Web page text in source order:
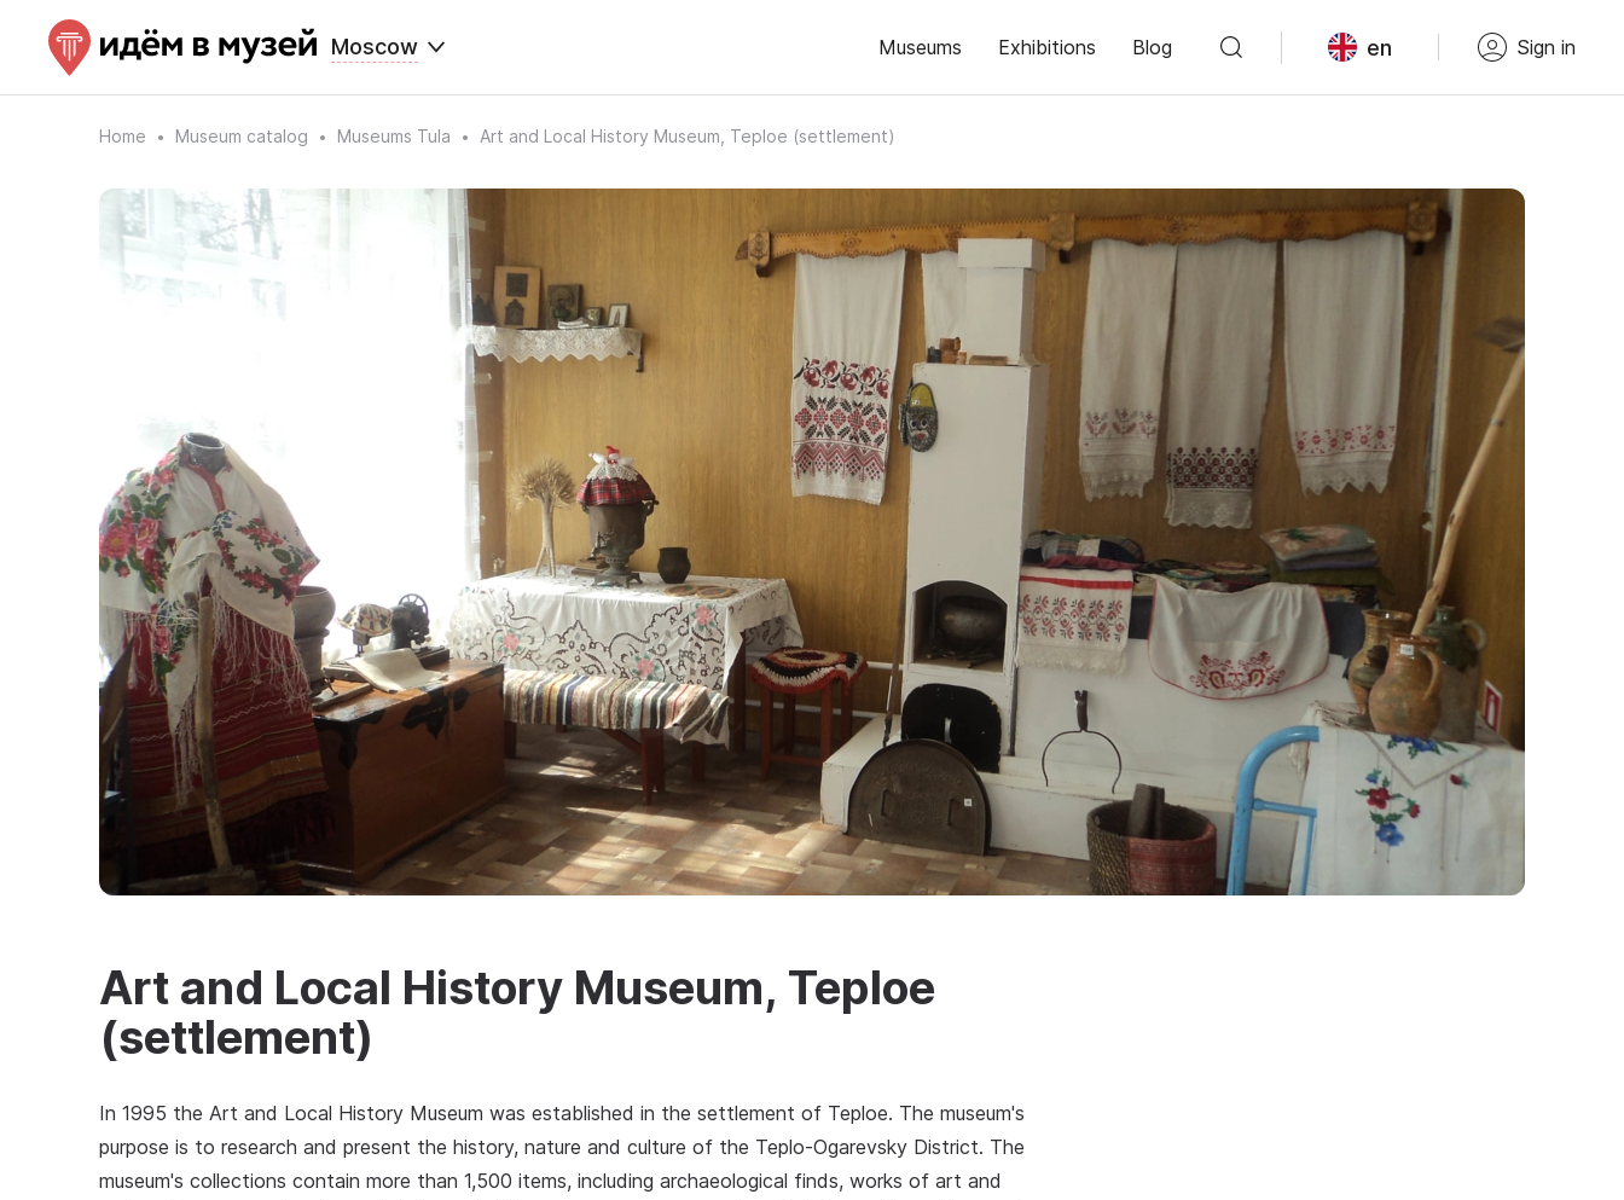
Moscow Museums Exhibitions Blog en Sign in
Home Museum catalog Museums Tula Art and Local History Museum, Teploe (settlement)
Art and Local History Museum, Teploe
(settlement)
In 1995 the Art and Local History Museum was established in the settlement of Teploe. The museum's
purpose is to research and present the history, nature and culture of the Teplo-Ogarevsky District. The
museum's collections contain more than 1,500 items, including archaeological finds, works of art and